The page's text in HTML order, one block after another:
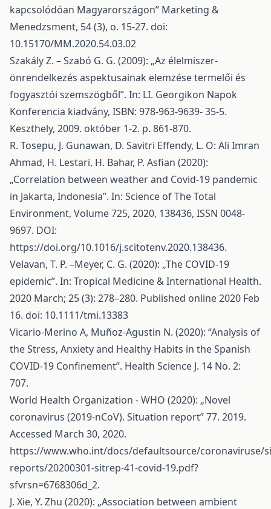
kapcsolódóan Magyarországon” Marketing &
Menedzsment, 54 (3), o. 15-27. doi:
10.15170/MM.2020.54.03.02
Szakály Z. – Szabó G. G. (2009): „Az élelmiszer-
önrendelkezés aspektusainak elemzése termelői és
fogyasztói szemszögből”. In: LI. Georgikon Napok
Konferencia kiadvány, ISBN: 978-963-9639- 35-5.
Keszthely, 2009. október 1-2. p. 861-870.
R. Tosepu, J. Gunawan, D. Savitri Effendy, L. O: Ali Imran
Ahmad, H. Lestari, H. Bahar, P. Asfian (2020):
„Correlation between weather and Covid-19 pandemic
in Jakarta, Indonesia”. In: Science of The Total
Environment, Volume 725, 2020, 138436, ISSN 0048-
9697. DOI:
https://doi.org/10.1016/j.scitotenv.2020.138436.
Velavan, T. P. –Meyer, C. G. (2020): „The COVID‐19
epidemic”. In: Tropical Medicine & International Health.
2020 March; 25 (3): 278–280. Published online 2020 Feb
16. doi: 10.1111/tmi.13383
Vicario-Merino A, Muñoz-Agustin N. (2020): “Analysis of
the Stress, Anxiety and Healthy Habits in the Spanish
COVID-19 Confinement”. Health Science J. 14 No. 2:
707.
World Health Organization - WHO (2020): „Novel
coronavirus (2019-nCoV). Situation report” 77. 2019.
Accessed March 30, 2020.
https://www.who.int/docs/defaultsource/coronaviruse/
reports/20200301-sitrep-41-covid-19.pdf?
sfvrsn=6768306d_2.
J. Xie, Y. Zhu (2020): „Association between ambient